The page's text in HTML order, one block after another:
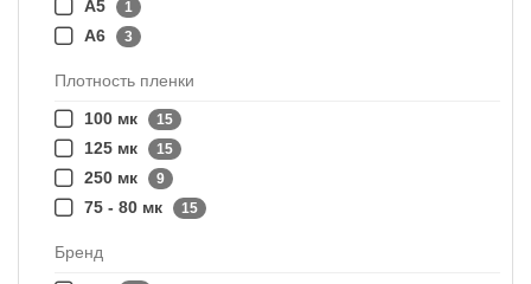
А5 1
А6 3
Плотность пленки
100 мк
15
125 мк 15
250 мк 9
75 - 80 мк 15
Бренд